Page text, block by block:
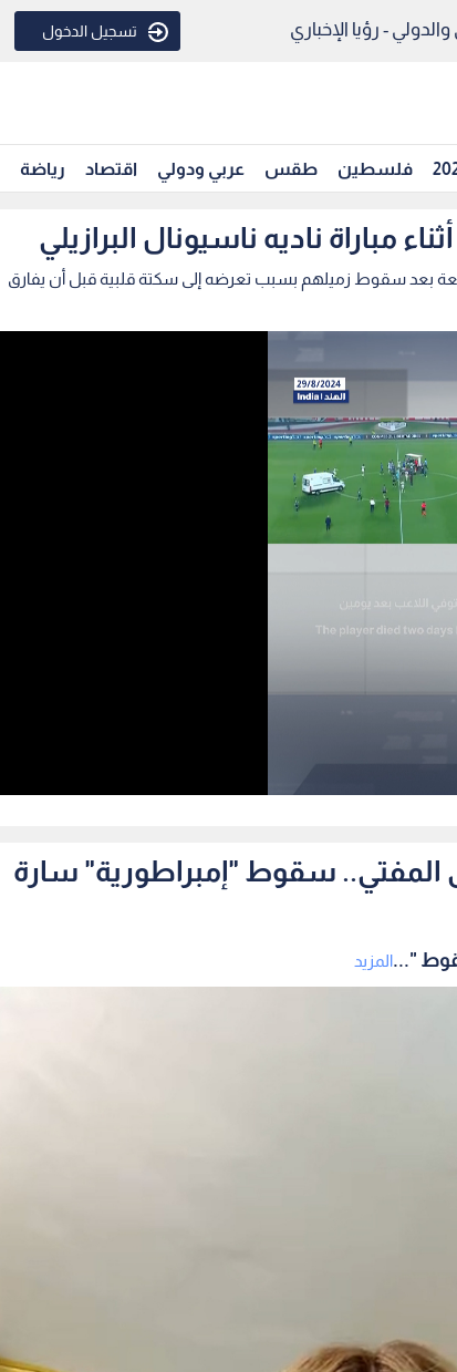
- رؤيا الإخباري تسجيل الدخول
فلسطين طقس عربي ودولي اقتصاد رياضة
ناديه ناسيونال البرازيلي
بعد سقوط زميلهم بسبب تعرضه إلى سكتة قلبية قبل أن يفارق
المفتي.. سقوط "إمبراطورية" سارة
"...المزيد